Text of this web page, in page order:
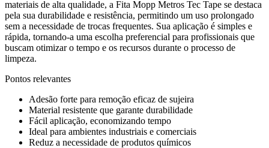
materiais de alta qualidade, a Fita Mopp Metros Tec Tape se destaca
pela sua durabilidade e resistência, permitindo um uso prolongado
sem a necessidade de trocas frequentes. Sua aplicação é simples e
rápida, tornando-a uma escolha preferencial para profissionais que
buscam otimizar o tempo e os recursos durante o processo de
limpeza.
Pontos relevantes
Adesão forte para remoção eficaz de sujeira
Material resistente que garante durabilidade
Fácil aplicação, economizando tempo
Ideal para ambientes industriais e comerciais
Reduz a necessidade de produtos químicos